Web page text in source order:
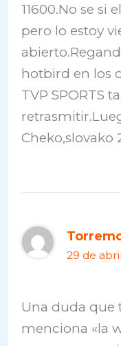
11600.No se si
pero lo estoy
hotbird en los
TVP SPORTS
Cheko,slovako
29 de abril
Una duda que
menciona «la